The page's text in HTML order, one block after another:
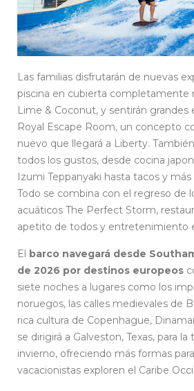
Las familias disfrutarán de nuevas
piscina en cubierta completamente
Lime & Coconut, y sentirán grandes
Royal Escape Room, un concepto
nuevo que llegará a Liberty.
todos los gustos, desde cocina
Izumi Teppanyaki hasta tacos y
Todo se combina con el regreso de
acuáticos The Perfect Storm,
apetito de todos y entretenimiento
El barco navegará desde
de 2026 por destinos europeos
siete noches a lugares como los
noruegos, las calles medievales de
rica cultura de Copenhague,
se dirigirá a Galveston, Texas, para
invierno, ofreciendo más formas
vacacionistas exploren el Caribe